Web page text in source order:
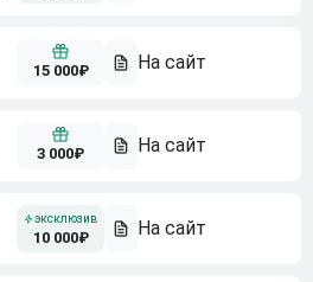
15 000₽
3 000₽
10 000₽